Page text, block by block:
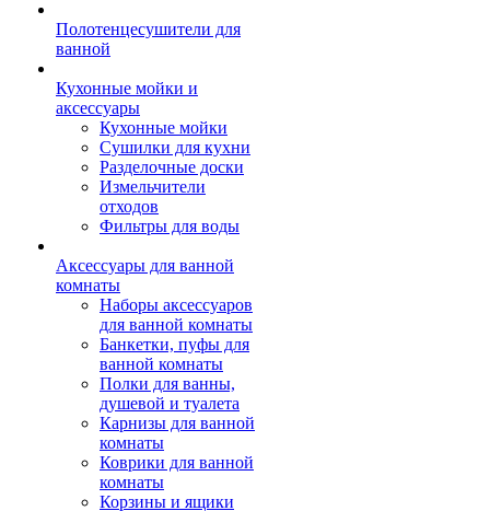
Полотенцесушители для
ванной
Кухонные мойки и
аксессуары
Кухонные мойки
Сушилки для кухни
Разделочные доски
Измельчители
отходов
Фильтры для воды
Аксессуары для ванной
комнаты
Наборы аксессуаров
для ванной комнаты
Банкетки, пуфы для
ванной комнаты
Полки для ванны,
душевой и туалета
Карнизы для ванной
комнаты
Коврики для ванной
комнаты
Корзины и ящики